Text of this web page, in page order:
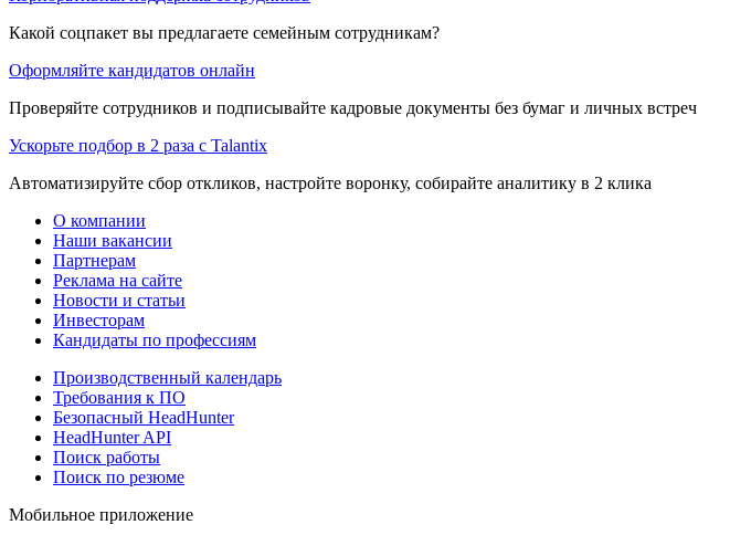
Какой соцпакет вы предлагаете семейным сотрудникам?
Оформляйте кандидатов онлайн
Проверяйте сотрудников и подписывайте кадровые документы без бумаг и личных встреч
Ускорьте подбор в 2 раза с Talantix
Автоматизируйте сбор откликов, настройте воронку, собирайте аналитику в 2 клика
О компании
Наши вакансии
Партнерам
Реклама на сайте
Новости и статьи
Инвесторам
Кандидаты по профессиям
Производственный календарь
Требования к ПО
Безопасный HeadHunter
HeadHunter API
Поиск работы
Поиск по резюме
Мобильное приложение